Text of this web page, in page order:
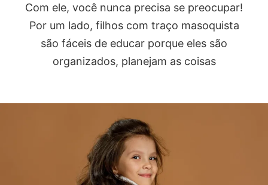
Com ele, você nunca precisa se preocupar!
Por um lado, filhos com traço masoquista
são fáceis de educar porque eles são
organizados, planejam as coisas